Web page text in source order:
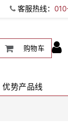
客服热线：
购物车
优势产品线